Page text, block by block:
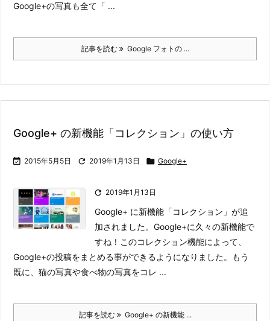
Google+の写真も全て「 ...
記事を読む Google フォトの ...
Google+ の新機能「コレクション」の使い方
 2015年5月5日  2019年1月13日  Google+
 2019年1月13日
Google+ に新機能「コレクション」が追
加されました。Google+に久々の新機能で
すね！ このコレクション機能によって、
Google+の投稿をまとめる事ができるようになりました。もう
既に、猫の写真や食べ物の写真をコレ ...
記事を読む Google+ の新機能 ...